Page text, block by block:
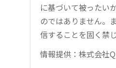
に基づいて被ったい
のではありません。
信することを固く禁じ
情報提供：株式会社